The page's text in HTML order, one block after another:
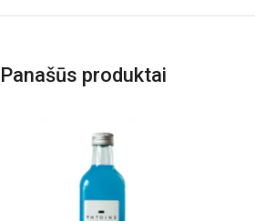
Panašūs produktai